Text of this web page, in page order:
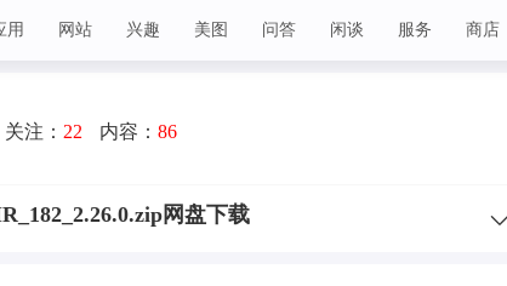
用 网站 兴趣 美图 问答 闲谈 服务 商店
关注： 22 内容： 86
网盘下载